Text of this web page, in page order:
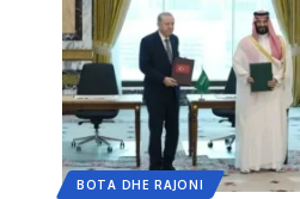
BOTA DHE RAJONI